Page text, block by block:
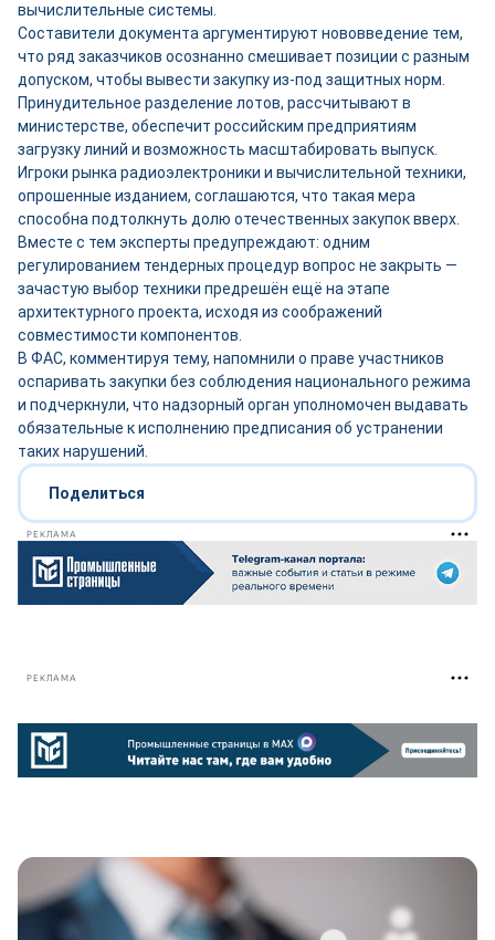
вычислительные системы.
Составители документа аргументируют нововведение тем,
что ряд заказчиков осознанно смешивает позиции с разным
допуском, чтобы вывести закупку из-под защитных норм.
Принудительное разделение лотов, рассчитывают в
министерстве, обеспечит российским предприятиям
загрузку линий и возможность масштабировать выпуск.
Игроки рынка радиоэлектроники и вычислительной техники,
опрошенные изданием, соглашаются, что такая мера
способна подтолкнуть долю отечественных закупок вверх.
Вместе с тем эксперты предупреждают: одним
регулированием тендерных процедур вопрос не закрыть —
зачастую выбор техники предрешён ещё на этапе
архитектурного проекта, исходя из соображений
совместимости компонентов.
В ФАС, комментируя тему, напомнили о праве участников
оспаривать закупки без соблюдения национального режима
и подчеркнули, что надзорный орган уполномочен выдавать
обязательные к исполнению предписания об устранении
таких нарушений.
Поделиться
РЕКЛАМА
РЕКЛАМА